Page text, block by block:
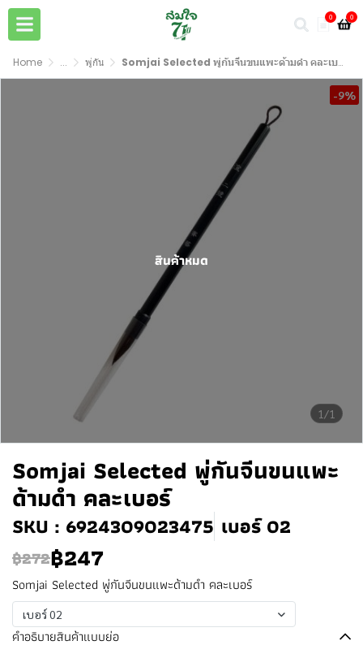
0 0
Home ... พู่กัน Somjai Selected พู่กันจีนขนแพะด้ามดำ คละเบอร์
1/1
-9%
สินค้าหมด
Somjai Selected พู่กันจีนขนแพะ
ด้ามดำ คละเบอร์
SKU : 6924309023475 เบอร์ 02
฿272฿247
Somjai Selected พู่กันจีนขนแพะด้ามดำ คละเบอร์
เบอร์ 02
คำอธิบายสินค้าแบบย่อ